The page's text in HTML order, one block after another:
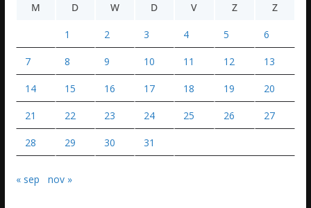
M
D W D V Z Z
1 2 3 4 5 6
7 8 9 10 11 12 13
14 15 16 17 18 19 20
21 22 23 24 25 26 27
28 29 30 31
« sep nov »